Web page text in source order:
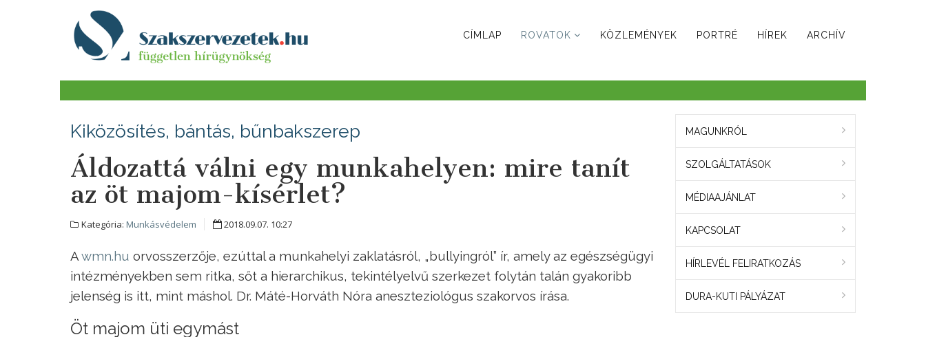
CÍMLAP ROVATOK KÖZLEMÉNYEK PORTRÉ HÍREK ARCHÍV
Kiközösítés, bántás, bűnbakszerep
Áldozattá válni egy munkahelyen: mire tanít
az öt majom-kísérlet?
Kategória: Munkásvédelem 2018.09.07. 10:27
Awmn.hu orvosszerzője, ezúttal a munkahelyi zaklatásról, „bullyingról” ír, amely az egészségügyi
intézményekben sem ritka, sőt a hierarchikus, tekintélyelvű szerkezet folytán talán gyakoribb
jelenség is itt, mint máshol. Dr. Máté-Horváth Nóra aneszteziológus szakorvos írása.
Öt majom üti egymást
MAGUNKRÓL
SZOLGÁLTATÁSOK
MÉDIAAJÁNLAT
KAPCSOLAT
HÍRLEVÉL FELIRATKOZÁS
DURA-KUTI PÁLYÁZAT